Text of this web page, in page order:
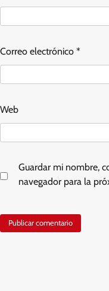
Correo electrónico *
Web
Guardar mi nombre,
navegador para la